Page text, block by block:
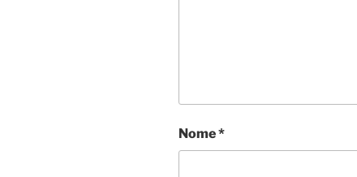
Nome*